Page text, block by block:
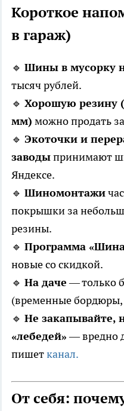
Короткое
в гараж)
🔹 Шины в мусорку
тысяч рублей.
🔹 Хорошую резину
мм) можно продать
🔹 Экоточки и
заводыпринимают
Яндексе.
🔹 Шиномонтажи
покрышки за
резины.
🔹 Программа
новые со скидкой.
🔹 На даче— только
(временные бордюры,
🔹 Не закапывайте,
«лебедей»— вредно
пишетканал.
От себя: